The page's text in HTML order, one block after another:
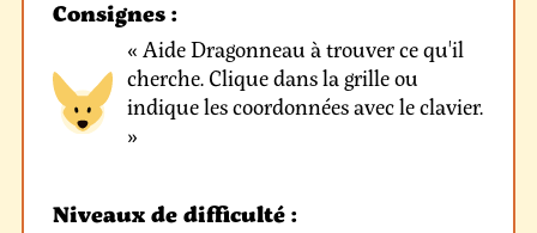
Consignes :
« Aide Dragonneau à trouver ce qu'il
cherche. Clique dans la grille ou
indique les coordonnées avec le clavier.
»
Niveaux de difficulté :